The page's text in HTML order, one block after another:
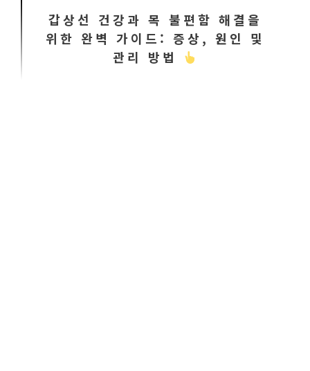
갑상선 건강과 목 불편함 해결을
위한 완벽 가이드: 증상, 원인 및
관리 방법